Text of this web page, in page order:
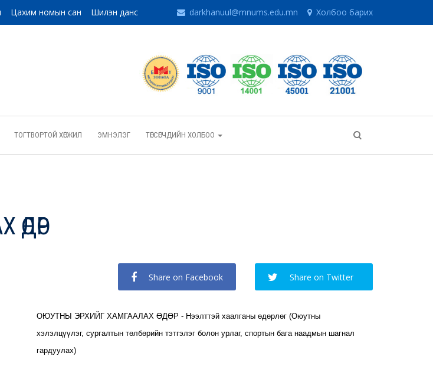
Цахим номын сан Шилэн данс darkhanuul@mnums.edu.mn Холбоо барих
ТОГТВОРТОЙ ХӨГЖИЛ ЭМНЭЛЭГ ТӨГСӨГЧДИЙН ХОЛБОО
Share on Facebook Share on Twitter
ОЮУТНЫ ЭРХИЙГ ХАМГААЛАХ ӨДӨР - Нээлттэй хаалганы өдөрлөг (Оюутны
хэлэлцүүлэг, сургалтын төлбөрийн тэтгэлэг болон урлаг, спортын бага наадмын шагнал
гардуулах)